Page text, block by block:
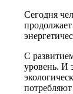
Сегодня
продолжает
С
уровень. И